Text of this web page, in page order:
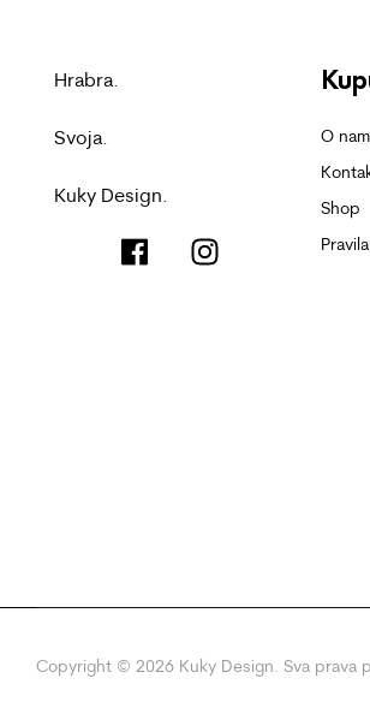
Hrabra.
Svoja.
Kuky Design.
O
Shop
Copyright © 2026 Kuky Design. Sva prava